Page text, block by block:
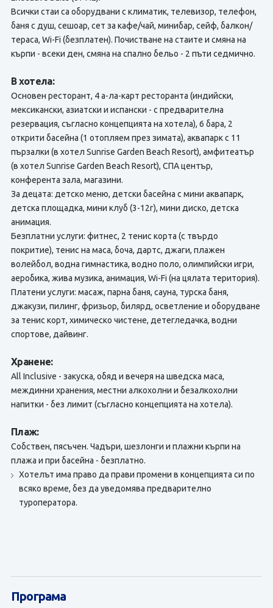
Всички стаи са оборудвани с климатик, телевизор, телефон,
баня с душ, сешоар, сет за кафе/чай, минибар, сейф, балкон/
тераса, Wi-Fi (безплатен). Почистване на стаите и смяна на
кърпи - всеки ден, смяна на спално бельо - 2 пъти седмично.
В хотела:
Основен ресторант, 4 а-ла-карт ресторанта (индийски,
мексикански, азиатски и испански - с предварителна
резервация, съгласно концепцията на хотела), 6 бара, 2
открити басейна (1 отопляем през зимата), аквапарк с 11
пързалки (в хотел Sunrise Garden Beach Resort), амфитеатър
(в хотел Sunrise Garden Beach Resort), СПА център,
конферента зала, магазини.
За децата: детско меню, детски басейна с мини аквапарк,
детска площадка, мини клуб (3-12г), мини диско, детска
анимация.
Безплатни услуги: фитнес, 2 тенис корта (с твърдо
покритие), тенис на маса, боча, дартс, джаги, плажен
волейбол, водна гимнастика, водно поло, олимпийски игри,
аеробика, жива музика, анимация, Wi-Fi (на цялата територия).
Платени услуги: масаж, парна баня, сауна, турска баня,
джакузи, пилинг, фризьор, билярд, осветление и оборудване
за тенис корт, химическо чистене, детегледачка, водни
спортове, дайвинг.
Хранене:
All Inclusive - закуска, обяд и вечеря на шведска маса,
междинни хранения, местни алкохолни и безалкохолни
напитки - без лимит (съгласно концепцията на хотела).
Плаж:
Собствен, пясъчен. Чадъри, шезлонги и плажни кърпи на
плажа и при басейна - безплатно.
Хотелът има право да прави промени в концепцията си по
всяко време, без да уведомява предварително
туроператора.
Програма